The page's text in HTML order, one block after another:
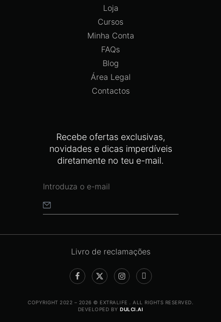
Recebe ofertas exclusivas,
novidades e dicas imperdíveis
diretamente no teu e-mail.
Loja
Cursos
Minha Conta
FAQs
Blog
Área Legal
Contactos
Livro de reclamações
COPYRIGHT 2022 – 2026 © EXTRALIFE . ALL RIGHTS RESERVED.
DEVELOPED BYDULCI.AI